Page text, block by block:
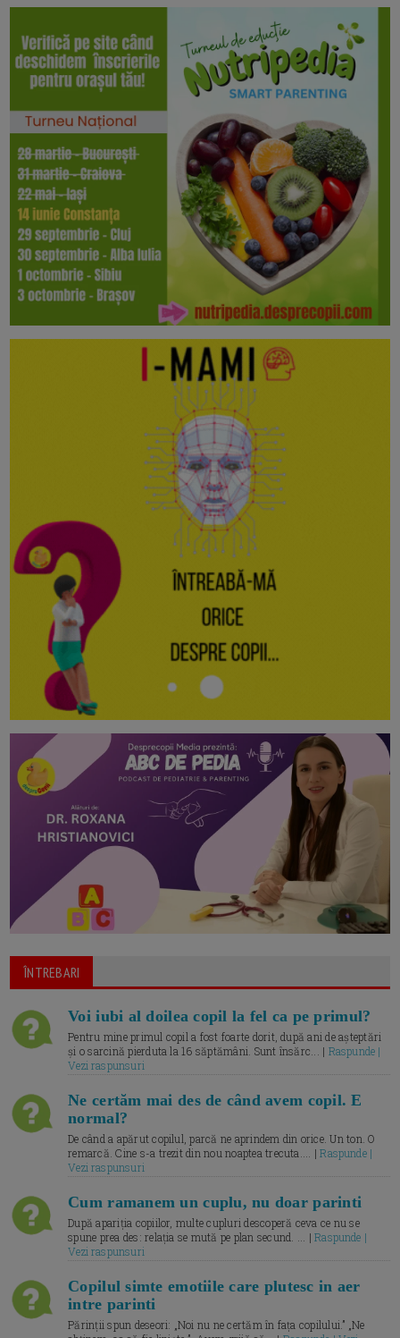
ÎNTREBARI
Voi iubi al doilea copil la fel ca pe primul?
Pentru mine primul copil a fost foarte dorit, după ani de așteptări
și o sarcină pierduta la 16 săptămâni. Sunt însărc... | Raspunde |
Vezi raspunsuri
Ne certăm mai des de când avem copil. E
normal?
De când a apărut copilul, parcă ne aprindem din orice. Un ton. O
remarcă. Cine s-a trezit din nou noaptea trecuta.... |Raspunde |
Vezi raspunsuri
Cum ramanem un cuplu, nu doar parinti
După apariția copiilor, multe cupluri descoperă ceva ce nu se
spune prea des: relația se mută pe plan secund. ... |Raspunde |
Vezi raspunsuri
Copilul simte emotiile care plutesc in aer
intre parinti
Părinții spun deseori: „Noi nu ne certăm în fața copilului.” „Ne